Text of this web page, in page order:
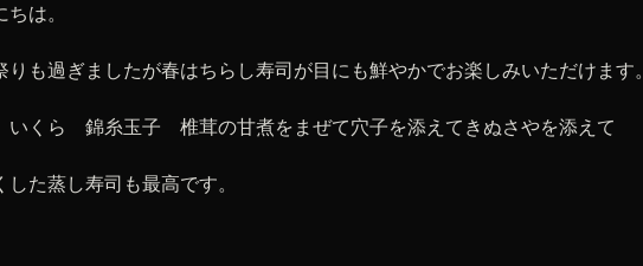
は。
りも過ぎましたが春はちらし寿司が目にも鮮やかでお楽しみいただけます。
くら 錦糸玉子 椎茸の甘煮をまぜて穴子を添えてきぬさやを添えて
した蒸し寿司も最高です。